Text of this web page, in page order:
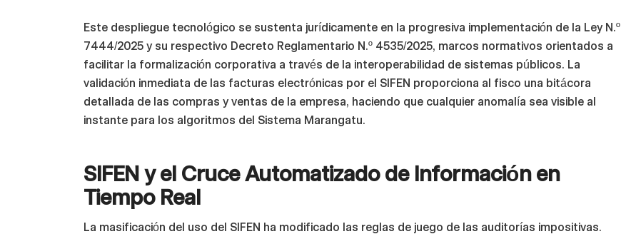
Este despliegue tecnológico se sustenta jurídicamente en la progresiva implementación de la Ley N.º
7444/2025 y su respectivo Decreto Reglamentario N.º 4535/2025, marcos normativos orientados a
facilitar la formalización corporativa a través de la interoperabilidad de sistemas públicos. La
validación inmediata de las facturas electrónicas por el SIFEN proporciona al fisco una bitácora
detallada de las compras y ventas de la empresa, haciendo que cualquier anomalía sea visible al
instante para los algoritmos del Sistema Marangatu.
SIFEN y el Cruce Automatizado de Información en
Tiempo Real
La masificación del uso del SIFEN ha modificado las reglas de juego de las auditorías impositivas.